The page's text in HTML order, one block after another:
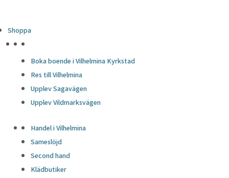
Shoppa
Boka boende i Vilhelmina Kyrkstad
Res till Vilhelmina
Upplev Sagavägen
Upplev Vildmarksvägen
Handel i Vilhelmina
Sameslöjd
Second hand
Klädbutiker